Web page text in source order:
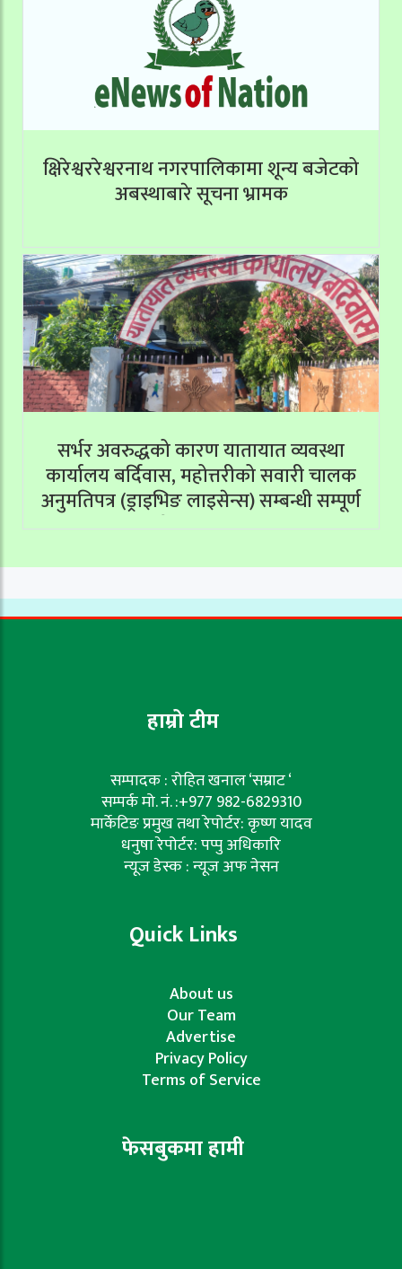
क्षिरेश्वररेश्वरनाथ नगरपालिकामा शून्य बजेटको
अबस्थाबारे सूचना भ्रामक
सर्भर अवरुद्धको कारण यातायात व्यवस्था
कार्यालय बर्दिवास, महोत्तरीको सवारी चालक
अनुमतिपत्र (ड्राइभिङ लाइसेन्स) सम्बन्धी सम्पूर्ण
सेवाहरू बन्द
हाम्रो टीम
सम्पादक : रोहित खनाल ‘सम्राट ‘
सम्पर्क मो. नं. :+977 982-6829310
मार्केटिङ प्रमुख तथा रेपोर्टर: कृष्ण यादव
धनुषा रेपोर्टर: पप्पु अधिकारि
न्यूज डेस्क : न्यूज अफ नेसन
Quick Links
About us
Our Team
Advertise
Privacy Policy
Terms of Service
फेसबुकमा हामी